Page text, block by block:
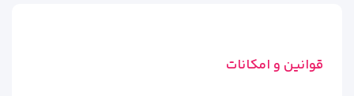
قوانین و امکانات